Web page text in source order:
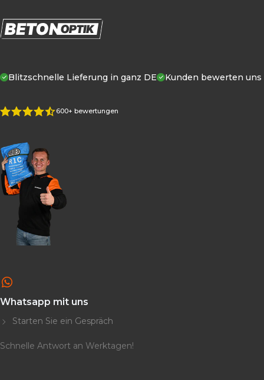
Blitzschnelle Lieferung in ganz DE Kunden bewerten uns
600+ bewertungen
Whatsapp mit uns
Starten Sie ein Gespräch
Schnelle Antwort an Werktagen!